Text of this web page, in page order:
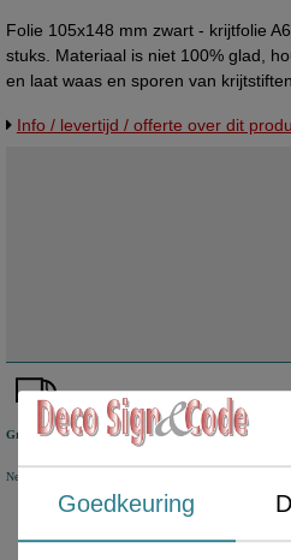
Folie 105x148 mm zwart - krijtfolie
stuks. Materiaal is niet 100% glad,
en laat waas en sporen van
Info / levertijd / offerte over dit
Gratis verzending
Nederland vanaf € 50 excl. btw
Goedkeuring